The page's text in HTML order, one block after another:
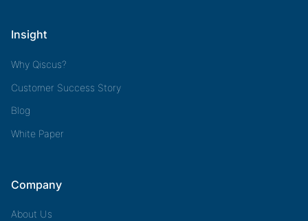
Insight
Why Qiscus?
Customer Success Story
Blog
White Paper
Company
About Us